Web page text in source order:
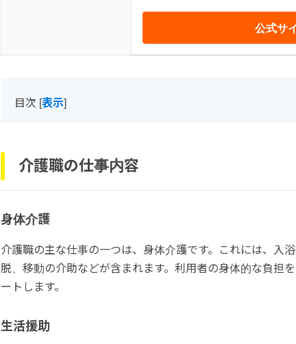
公式サ
目次 [表示]
介護職の仕事内容
身体介護
介護職の主な仕事の一つは、身体介護です。これには、入
脱、移動の介助などが含まれます。利用者の身体的な負担
ートします。
生活援助